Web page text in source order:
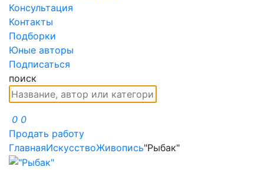
Консультация
Контакты
Подборки
Юные авторы
Подписаться
поиск
0 0
Продать работу
ГлавнаяИскусствоЖивопись"Рыбак"